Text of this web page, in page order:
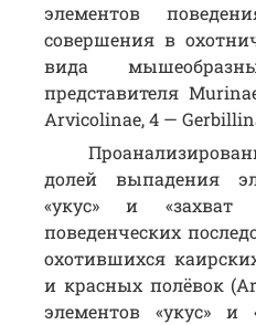
элементов
совершения в
вида
представителя
Arvicolinae, 4 —
долей выпадения
«укус» и
поведенческих
охотившихся
и красных полёвок
элементов «укус» и